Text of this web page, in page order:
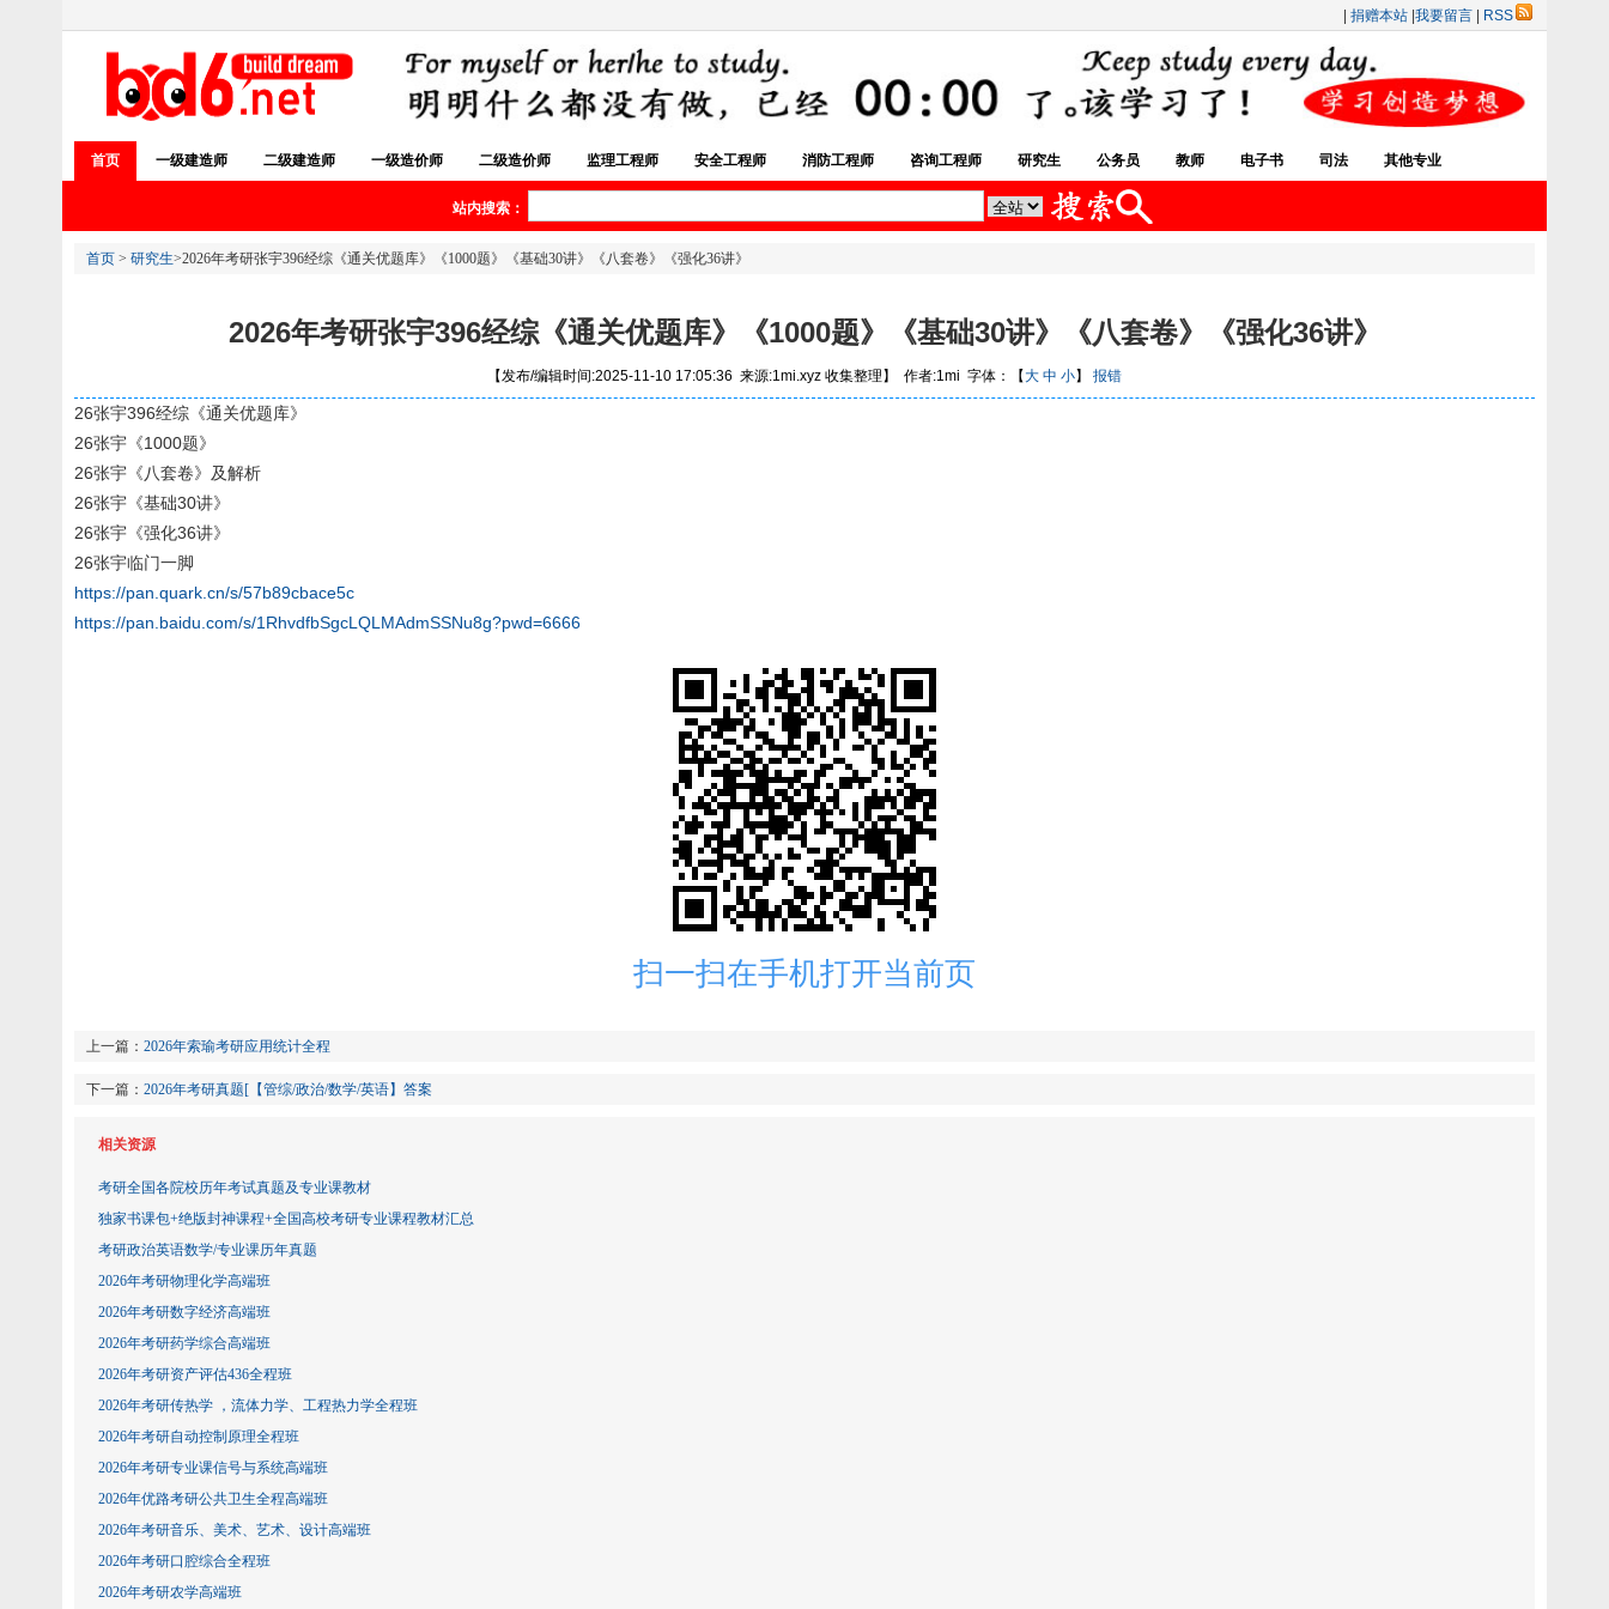
捐赠本站 我要留言 RSS
首页 一级建造师 二级建造师 一级造价师 二级造价师 监理工程师 安全工程师 消防工程师 咨询工程师 研究生 公务员 教师 电子书 司法 其他专业
站内搜索：
首页 > 研究生>2026年考研张宇396经综《通关优题库》《1000题》《基础30讲》《八套卷》《强化36讲》
2026年考研张宇396经综《通关优题库》《1000题》《基础30讲》《八套卷》《强化36讲》
【发布/编辑时间:2025-11-10 17:05:36 来源:1mi.xyz 收集整理】 作者:1mi 字体：【大 中 小】 报错
26张宇396经综《通关优题库》
26张宇《1000题》
26张宇《八套卷》及解析
26张宇《基础30讲》
26张宇《强化36讲》
26张宇临门一脚
https://pan.quark.cn/s/57b89cbace5c
https://pan.baidu.com/s/1RhvdfbSgcLQLMAdmSSNu8g?pwd=6666
扫一扫在手机打开当前页
上一篇： 2026年索瑜考研应用统计全程
下一篇： 2026年考研真题[【管综/政治/数学​​​​​​​/英语】答案
相关资源
考研全国各院校历年考试真题及专业课教材
独家书课包+绝版封神课程+全国高校考研专业课程教材汇总
考研政治英语数学/专业课历年真题
2026年考研物理化学高端班
2026年考研数字经济高端班
2026年考研药学综合高端班
2026年考研资产评估436全程班
2026年考研传热学 ，流体力学、工程热力学全程班
2026年考研自动控制原理全程班
2026年考研专业课信号与系统高端班
2026年优路考研公共卫生全程高端班
2026年考研音乐、美术、艺术、设计高端班
2026年考研口腔综合全程班
2026年考研农学高端班